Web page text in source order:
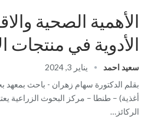
الأهمية الصحية
الأدوية في منتجات
سعيد احمد
يناير 3, 2024
بقلم الدكتورة سهام زهران - باحث بمعهد
أغذية) – طنطا – مركز البحوث الزراعية
الركائز…